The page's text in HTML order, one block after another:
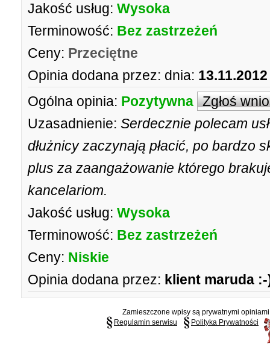
Jakość usług: Wysoka
Terminowość: Bez zastrzeżeń
Ceny: Przeciętne
Opinia dodana przez: dnia:
Ogólna opinia: Pozytywna Zgłoś
Uzasadnienie: Serdecznie polecam
dłużnicy zaczynają płacić, po bardzo
plus za zaangażowanie którego
kancelariom.
Jakość usług: Wysoka
Terminowość: Bez zastrzeżeń
Ceny: Niskie
Opinia dodana przez: klient maruda
Zamieszczone wpisy są prywatnymi
Regulamin serwisu
Polityka Prywatności